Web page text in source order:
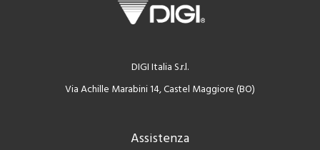
DIGI Italia S.r.l.
Via Achille Marabini 14, Castel Maggiore (BO)
Assistenza